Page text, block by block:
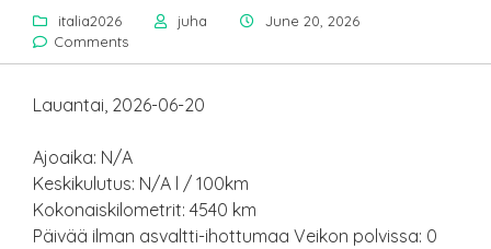
italia2026 juha
June 20, 2026
Comments
Lauantai, 2026-06-20
Ajoaika: N/A
Keskikulutus: N/A l / 100km
Kokonaiskilometrit: 4540 km
Päivää ilman asvaltti-ihottumaa Veikon polvissa: 0